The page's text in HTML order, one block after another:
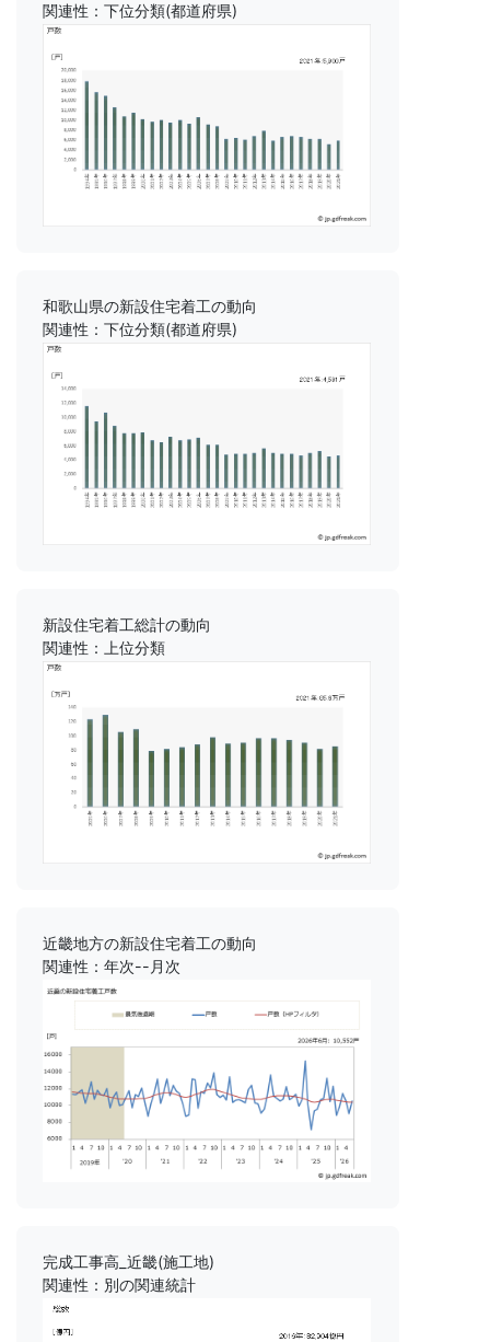
関連性：下位分類(都道府県)
和歌山県の新設住宅着工の動向
関連性：下位分類(都道府県)
新設住宅着工総計の動向
関連性：上位分類
近畿地方の新設住宅着工の動向
関連性：年次--月次
完成工事高_近畿(施工地)
関連性：別の関連統計